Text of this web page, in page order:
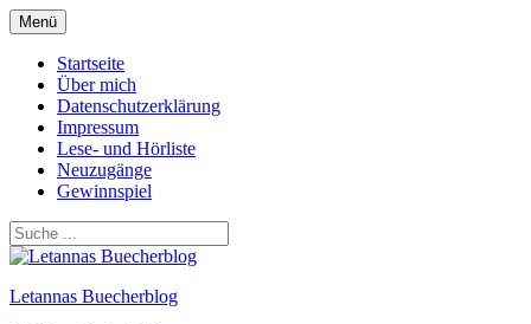
Zum
Inhalt
springen
Menü
Startseite
Über mich
Datenschutzerklärung
Impressum
Lese- und Hörliste
Neuzugänge
Gewinnspiel
Letannas Buecherblog